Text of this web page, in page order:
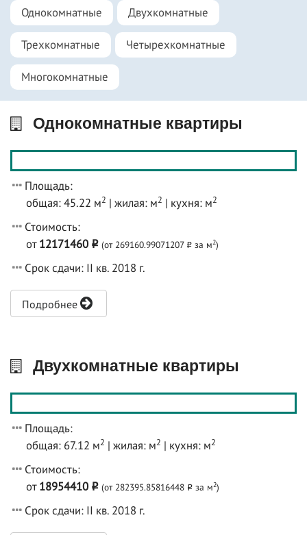
Однокомнатные Двухкомнатные
Трехкомнатные Четырехкомнатные
Многокомнатные
Однокомнатные квартиры
Площадь:
общая: 45.22 м2 | жилая: м2 | кухня: м2
Стоимость:
от12171460 o (от 269160.99071207 o за м2)
Срок сдачи: II кв. 2018 г.
Подробнее
Двухкомнатные квартиры
Площадь:
общая: 67.12 м2 | жилая: м2 | кухня: м2
Стоимость:
от18954410 o (от 282395.85816448 o за м2)
Срок сдачи: II кв. 2018 г.